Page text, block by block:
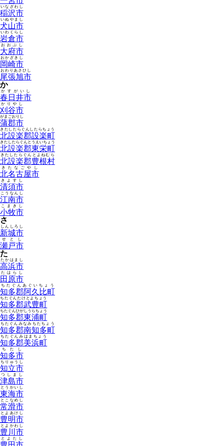
稲沢市
いなざわし
犬山市
いぬやまし
岩倉市
いわくらし
大府市
おおぶし
岡崎市
おかざきし
尾張旭市
おわりあさひし
か
春日井市
かすがいし
刈谷市
かりやし
蒲郡市
がまごおりし
北設楽郡設楽町
きたしたらぐんしたらちょう
北設楽郡東栄町
きたしたらぐんとうえいちょう
北設楽郡豊根村
きたしたらぐんとよねむら
北名古屋市
きたなごやし
清須市
きよすし
江南市
こうなんし
小牧市
こまきし
さ
新城市
しんしろし
瀬戸市
せとし
た
高浜市
たかはまし
田原市
たはらし
知多郡阿久比町
ちたぐんあぐいちょう
知多郡武豊町
ちたぐんたけとよちょう
知多郡東浦町
ちたぐんひがしうらちょう
知多郡南知多町
ちたぐんみなみちたちょう
知多郡美浜町
ちたぐんみはまちょう
知多市
ちたし
知立市
ちりゅうし
津島市
つしまし
東海市
とうかいし
常滑市
とこなめし
豊明市
とよあけし
豊川市
とよかわし
とよたし